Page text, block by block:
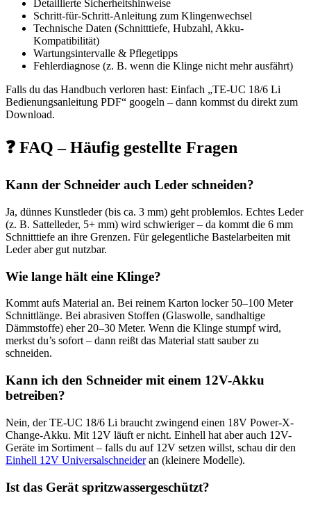
Detaillierte Sicherheitshinweise
Schritt-für-Schritt-Anleitung zum Klingenwechsel
Technische Daten (Schnitttiefe, Hubzahl, Akku-
Kompatibilität)
Wartungsintervalle & Pflegetipps
Fehlerdiagnose (z. B. wenn die Klinge nicht mehr ausfährt)
Falls du das Handbuch verloren hast: Einfach „TE-UC 18/6 Li
Bedienungsanleitung PDF“ googeln – dann kommst du direkt zum
Download.
❓ FAQ – Häufig gestellte Fragen
Kann der Schneider auch Leder schneiden?
Ja, dünnes Kunstleder (bis ca. 3 mm) geht problemlos. Echtes Leder
(z. B. Sattelleder, 5+ mm) wird schwieriger – da kommt die 6 mm
Schnitttiefe an ihre Grenzen. Für gelegentliche Bastelarbeiten mit
Leder aber gut nutzbar.
Wie lange hält eine Klinge?
Kommt aufs Material an. Bei reinem Karton locker 50–100 Meter
Schnittlänge. Bei abrasiven Stoffen (Glaswolle, sandhaltige
Dämmstoffe) eher 20–30 Meter. Wenn die Klinge stumpf wird,
merkst du’s sofort – dann reißt das Material statt sauber zu
schneiden.
Kann ich den Schneider mit einem 12V-Akku
betreiben?
Nein, der TE-UC 18/6 Li braucht zwingend einen 18V Power-X-
Change-Akku. Mit 12V läuft er nicht. Einhell hat aber auch 12V-
Geräte im Sortiment – falls du auf 12V setzen willst, schau dir den
Einhell 12V Universalschneideran (kleinere Modelle).
Ist das Gerät spritzwassergeschützt?